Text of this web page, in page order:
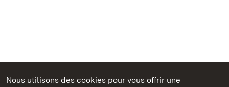
Nous utilisons des cookies pour vous offrir une